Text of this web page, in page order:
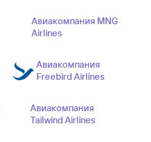
Авиакомпания MNG
Airlines
Авиакомпания
Freebird Airlines
Авиакомпания
Tailwind Airlines